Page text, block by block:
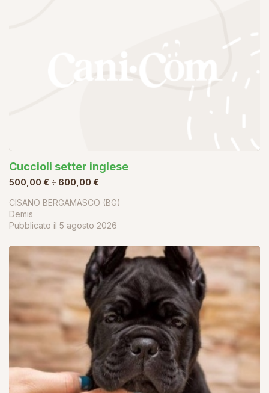
Cuccioli setter inglese
500,00 € ÷ 600,00 €
CISANO BERGAMASCO (BG)
Demis
Pubblicato il 5 agosto 2026